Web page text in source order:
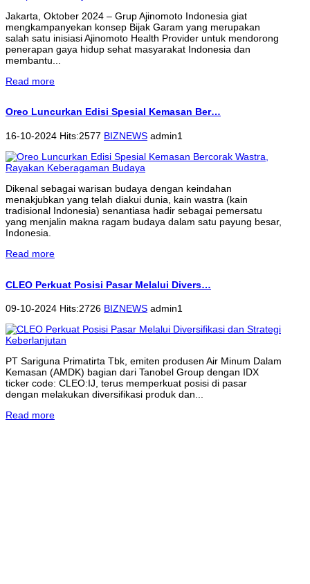
Jakarta, Oktober 2024 – Grup Ajinomoto Indonesia giat
mengkampanyekan konsep Bijak Garam yang merupakan
salah satu inisiasi Ajinomoto Health Provider untuk mendorong
penerapan gaya hidup sehat masyarakat Indonesia dan
membantu...
Read more
Oreo Luncurkan Edisi Spesial Kemasan Ber…
16-10-2024 Hits:2577 BIZNEWS admin1
Dikenal sebagai warisan budaya dengan keindahan
menakjubkan yang telah diakui dunia, kain wastra (kain
tradisional Indonesia) senantiasa hadir sebagai pemersatu
yang menjalin makna ragam budaya dalam satu payung besar,
Indonesia.
Read more
CLEO Perkuat Posisi Pasar Melalui Divers…
09-10-2024 Hits:2726 BIZNEWS admin1
PT Sariguna Primatirta Tbk, emiten produsen Air Minum Dalam
Kemasan (AMDK) bagian dari Tanobel Group dengan IDX
ticker code: CLEO:IJ, terus memperkuat posisi di pasar
dengan melakukan diversifikasi produk dan...
Read more